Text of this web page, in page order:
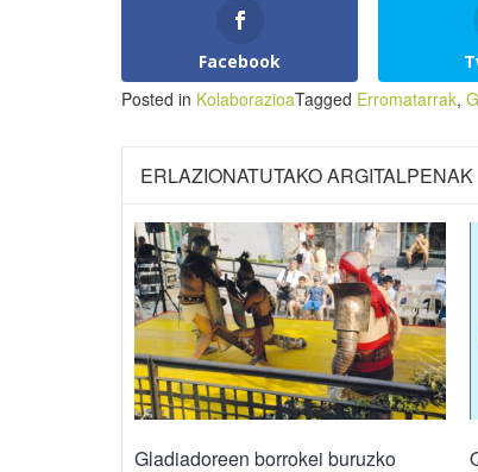
Facebook
Posted in KolaborazioaTagged Erromatarrak,
ERLAZIONATUTAKO ARGITALPENAK
Gladiadoreen borrokei buruzko